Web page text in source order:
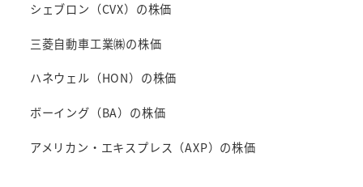
シェブロン（CVX）の株価
三菱自動車工業㈱の株価
ハネウェル（HON）の株価
ボーイング（BA）の株価
アメリカン・エキスプレス（AXP）の株価